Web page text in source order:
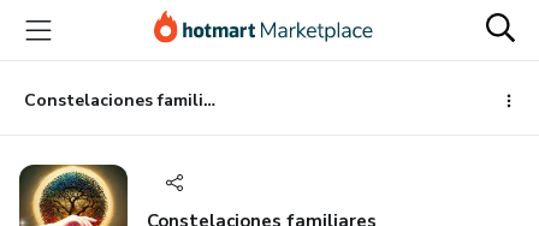
principal
página
de
página
Constelaciones familiares
Constelaciones familiares